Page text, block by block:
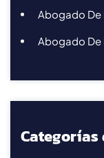
Abogado De
Abogado De
Categorías